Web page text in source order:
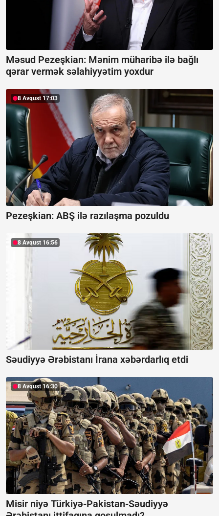
Məsud Pezeşkian: Mənim müharibə ilə bağlı
qərar vermək səlahiyyətim yoxdur
8 Avqust 17:03
Pezeşkian: ABŞ ilə razılaşma pozuldu
8 Avqust 16:56
Səudiyyə Ərəbistanı İrana xəbərdarlıq etdi
8 Avqust 16:30
Misir niyə Türkiyə-Pakistan-Səudiyyə